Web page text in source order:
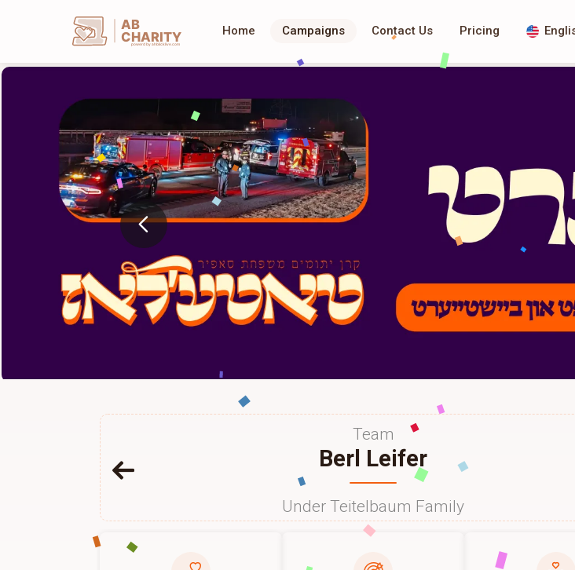
AB
CHARITY
powerd by ahblicklive.com
Home Campaigns Contact Us Pricing
Team
Berl Leifer
Under Teitelbaum Family